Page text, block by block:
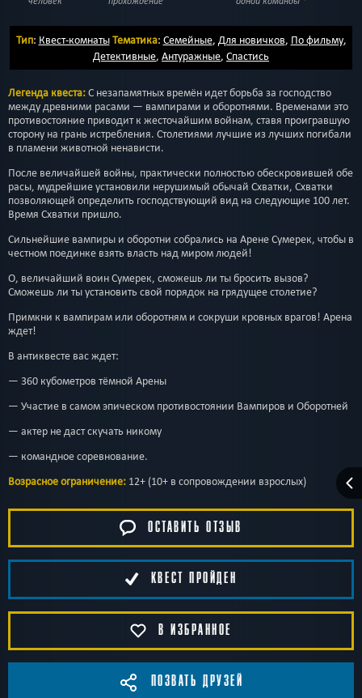
Тип: Квест-комнатыТематика: Семейные, Для новичков, По фильму,
Детективные, Антуражные, Спастись
Легенда квеста:С незапамятных времён идет борьба за господство
между древними расами — вампирами и оборотнями. Временами это
противостояние приводит к жесточайшим войнам, ставя проигравшую
сторону на грань истребления. Столетиями лучшие из лучших погибали
в пламени животной ненависти.
После величайшей войны, практически полностью обескровившей обе
расы, мудрейшие установили нерушимый обычай Схватки, Схватки
позволяющей определить господствующий вид на следующие 100 лет.
Время Схватки пришло.
Сильнейшие вампиры и оборотни собрались на Арене Сумерек, чтобы в
честном поединке взять власть над миром людей!
О, величайший воин Сумерек, сможешь ли ты бросить вызов?
Сможешь ли ты установить свой порядок на грядущее столетие?
Примкни к вампирам или оборотням и сокруши кровных врагов! Арена
ждет!
В антиквесте вас ждет:
— 360 кубометров тёмной Арены
— Участие в самом эпическом противостоянии Вампиров и Оборотней
— актер не даст скучать никому
— командное соревнование.
Возрасное ограничение: 12+ (10+ в сопровождении взрослых)
ОСТАВИТЬ ОТЗЫВ
КВЕСТ ПРОЙДЕН
В ИЗБРАННОЕ
ПОЗВАТЬ ДРУЗЕЙ